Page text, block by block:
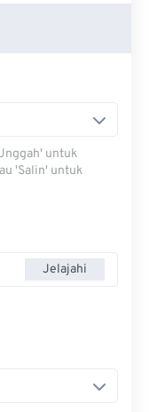
untuk
'Salin' untuk
Jelajahi